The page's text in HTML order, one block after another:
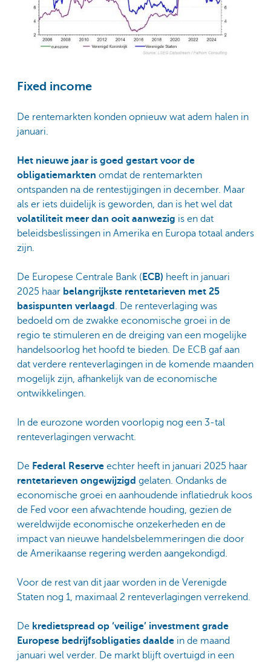
Fixed income
De rentemarkten konden opnieuw wat adem halen in
januari.
Het nieuwe jaar is goed gestart voor de
obligatiemarkten omdat de rentemarkten
ontspanden na de rentestijgingen in december. Maar
als er iets duidelijk is geworden, dan is het wel dat
volatiliteit meer dan ooit aanwezig is en dat
beleidsbeslissingen in Amerika en Europa totaal anders
zijn.
De Europese Centrale Bank ( ECB) heeft in januari
2025 haar belangrijkste rentetarieven met 25
basispunten verlaagd . De renteverlaging was
bedoeld om de zwakke economische groei in de
regio te stimuleren en de dreiging van een mogelijke
handelsoorlog het hoofd te bieden. De ECB gaf aan
dat verdere renteverlagingen in de komende maanden
mogelijk zijn, afhankelijk van de economische
ontwikkelingen.
In de eurozone worden voorlopig nog een 3-tal
renteverlagingen verwacht.
De Federal Reserve echter heeft in januari 2025 haar
rentetarieven ongewijzigd gelaten. Ondanks de
economische groei en aanhoudende inflatiedruk koos
de Fed voor een afwachtende houding, gezien de
wereldwijde economische onzekerheden en de
impact van nieuwe handelsbelemmeringen die door
de Amerikaanse regering werden aangekondigd.
Voor de rest van dit jaar worden in de Verenigde
Staten nog 1, maximaal 2 renteverlagingen verrekend.
De kredietspread op ‘veilige’ investment grade
Europese bedrijfsobligaties daalde in de maand
januari wel verder. De markt blijft overtuigd in een